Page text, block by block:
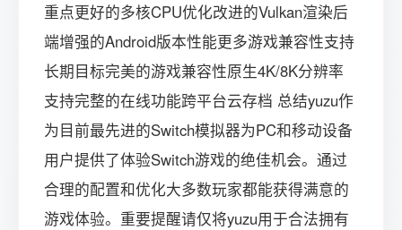
重点更好的多核CPU优化改进的Vulkan渲染后
端增强的Android版本性能更多游戏兼容性支持
长期目标完美的游戏兼容性原生4K/8K分辨率
支持完整的在线功能跨平台云存档 总结yuzu作
为目前最先进的Switch模拟器为PC和移动设备
用户提供了体验Switch游戏的绝佳机会。通过
合理的配置和优化大多数玩家都能获得满意的
游戏体验。重要提醒请仅将yuzu用于合法拥有